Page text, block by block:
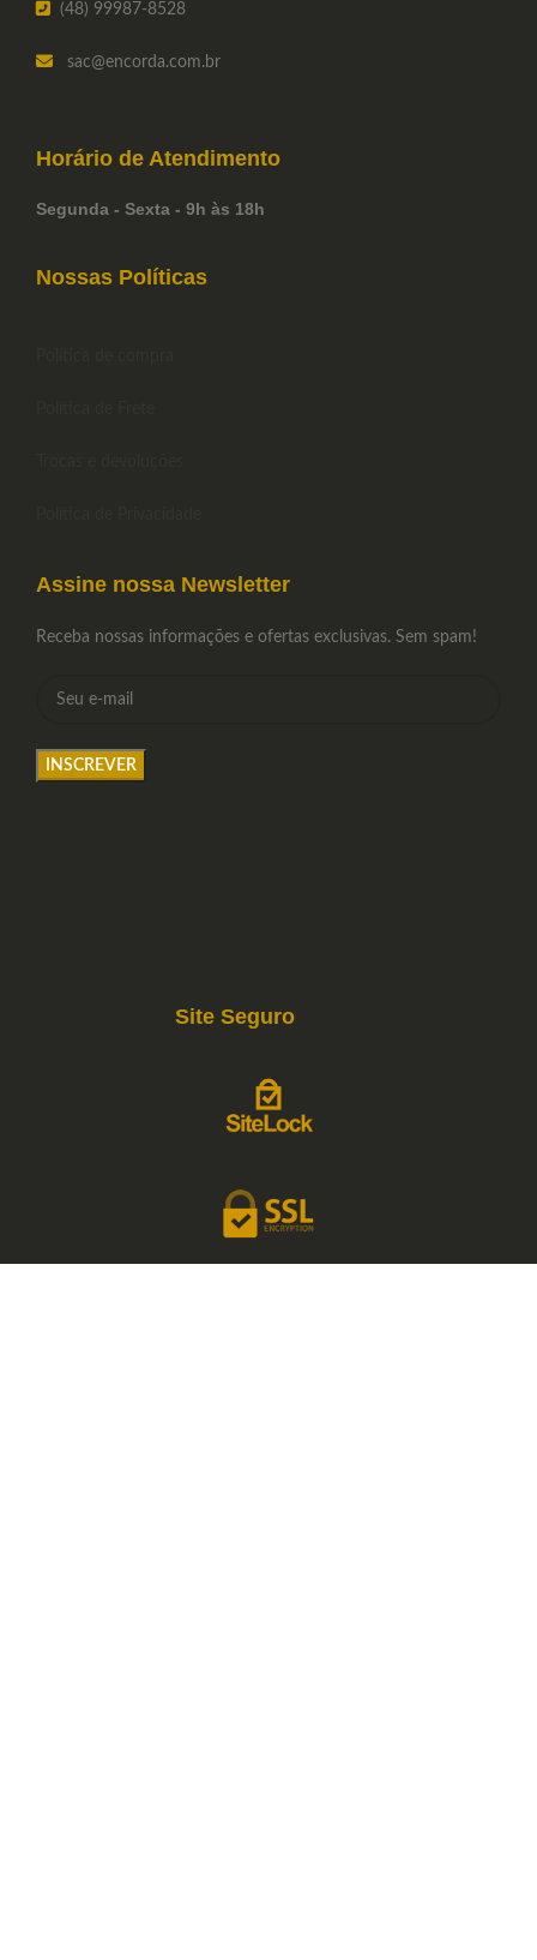
(48) 99987-8528
sac@encorda.com.br
Horário de Atendimento
Segunda - Sexta - 9h às 18h
Nossas Políticas
Assine nossa Newsletter
Receba nossas informações e ofertas exclusivas. Sem spam!
Site Seguro